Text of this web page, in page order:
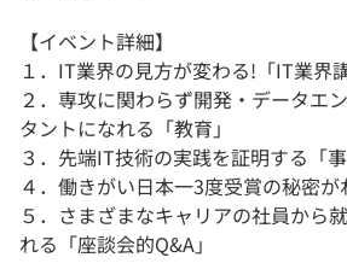
【イベント詳細】
１．IT業界の見方が変わる!「IT業界講
２．専攻に関わらず開発・データエ
タントになれる「教育」
３．先端IT技術の実践を証明する「事
４．働きがい日本一3度受賞の秘密が
５．さまざまなキャリアの社員から
れる「座談会的Q&A」